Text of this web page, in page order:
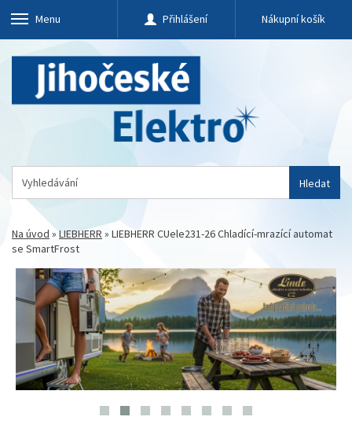
Menu Přihlášení Nákupní košík
Hledat
Na úvod »LIEBHERR » LIEBHERR CUele231-26 Chladící-mrazící automat
se SmartFrost